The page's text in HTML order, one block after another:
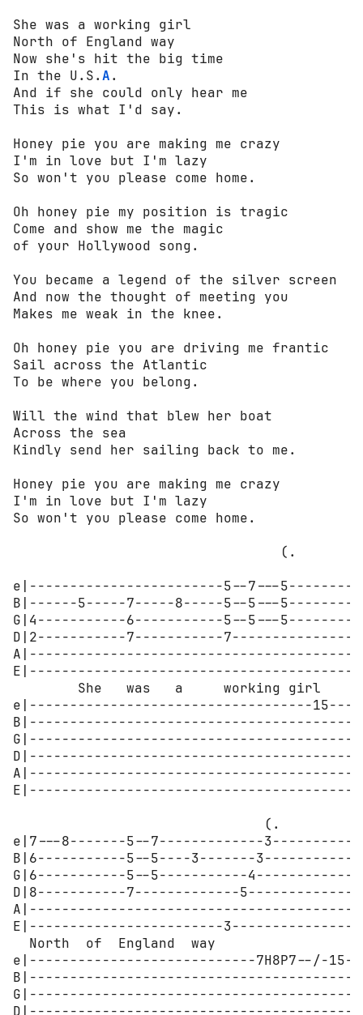
She was a working girl
North of England way
Now she's hit the big time
In the U.S.A.
And if she could only hear me
This is what I'd say.
Honey pie you are making me crazy
I'm in love but I'm lazy
So won't you please come home.
Oh honey pie my position is tragic
Come and show me the magic
of your Hollywood song.
You became a legend of the silver screen
And now the thought of meeting you
Makes me weak in the knee.
Oh honey pie you are driving me frantic
Sail across the Atlantic
To be where you belong.
Will the wind that blew her boat
Across the sea
Kindly send her sailing back to me.
Honey pie you are making me crazy
I'm in love but I'm lazy
So won't you please come home.
                                 (.
e|------------------------5--7---
B|------5-----7-----8-----5--5---
G|4-----------6-----------5--5---
D|2-----------7-----------
        She   was   a     working girl
e|-----------------------------------
                               (.
e|7---8-------5--7-------------
B|6-----------5--5----3-------
G|6-----------5--5-----------
D|8-----------7-------------
E|------------------------
  North  of  England  way
e|----------------------------7H8P7--/-